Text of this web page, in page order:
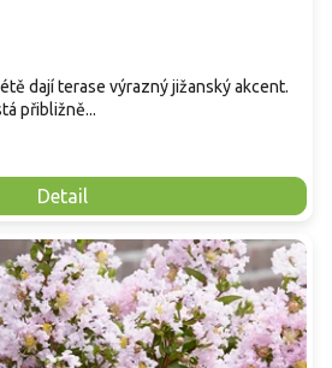
Detail
dají terase výrazný jižanský akcent.
přibližně...